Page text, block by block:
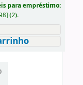
para empréstimo:
] (2).